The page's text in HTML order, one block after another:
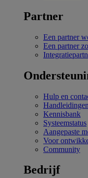
Partner
Een partner
Een partner
Hulp en
Handleidingen
Kennisbank
Systeemstatus
Aangepaste
Voor
Community
Bedrijf